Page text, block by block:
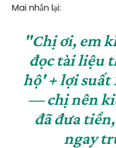
Mai nhắn lại:
"Chị ơi, em
đọc tài liệu
hộ' + lợi suất
— chị nên
đã đưa
ngay